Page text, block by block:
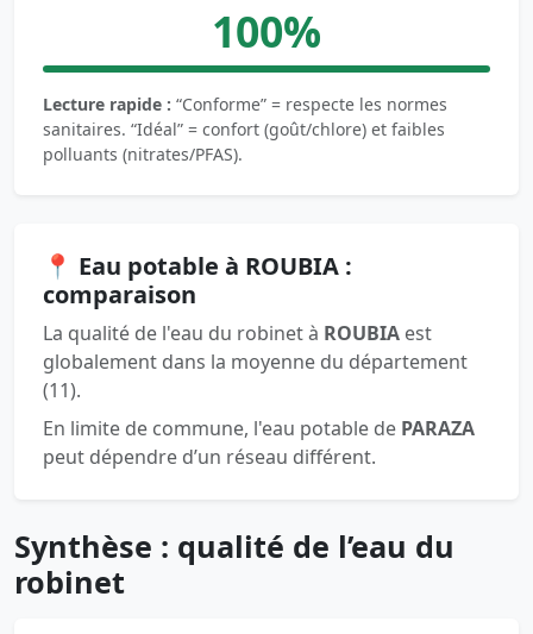
100%
Lecture rapide : “Conforme” = respecte les normes
sanitaires. “Idéal” = confort (goût/chlore) et faibles
polluants (nitrates/PFAS).
📍 Eau potable à ROUBIA :
comparaison
La qualité de l'eau du robinet à ROUBIA est
globalement dans la moyenne du département
(11).
En limite de commune, l'eau potable de PARAZA
peut dépendre d’un réseau différent.
Synthèse : qualité de l’eau du
robinet